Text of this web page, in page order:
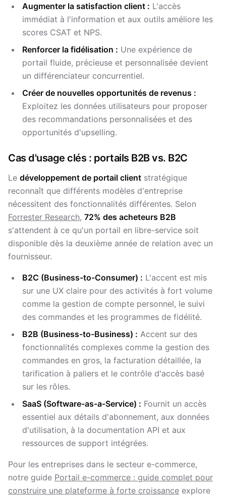
Augmenter la satisfaction client : L'accès
immédiat à l'information et aux outils améliore les
scores CSAT et NPS.
Renforcer la fidélisation : Une expérience de
portail fluide, précieuse et personnalisée devient
un différenciateur concurrentiel.
Créer de nouvelles opportunités de revenus :
Exploitez les données utilisateurs pour proposer
des recommandations personnalisées et des
opportunités d'upselling.
Cas d'usage clés : portails B2B vs. B2C
Le développement de portail client stratégique
reconnaît que différents modèles d'entreprise
nécessitent des fonctionnalités différentes. Selon
Forrester Research, 72% des acheteurs B2B
s'attendent à ce qu'un portail en libre-service soit
disponible dès la deuxième année de relation avec un
fournisseur.
B2C (Business-to-Consumer) : L'accent est mis
sur une UX claire pour des activités à fort volume
comme la gestion de compte personnel, le suivi
des commandes et les programmes de fidélité.
B2B (Business-to-Business) : Accent sur des
fonctionnalités complexes comme la gestion des
commandes en gros, la facturation détaillée, la
tarification à paliers et le contrôle d'accès basé
sur les rôles.
SaaS (Software-as-a-Service) : Fournit un accès
essentiel aux détails d'abonnement, aux données
d'utilisation, à la documentation API et aux
ressources de support intégrées.
Pour les entreprises dans le secteur e-commerce,
notre guide Portail e-commerce : guide complet pour
construire une plateforme à forte croissance explore